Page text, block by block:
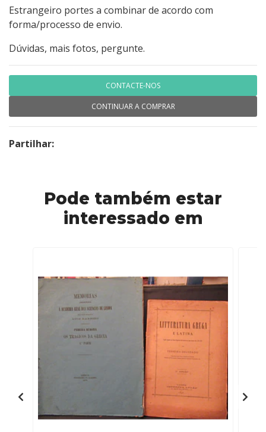
Estrangeiro portes a combinar de acordo com
forma/processo de envio.
Dúvidas, mais fotos, pergunte.
CONTACTE-NOS
CONTINUAR A COMPRAR
Partilhar:
Pode também estar
interessado em